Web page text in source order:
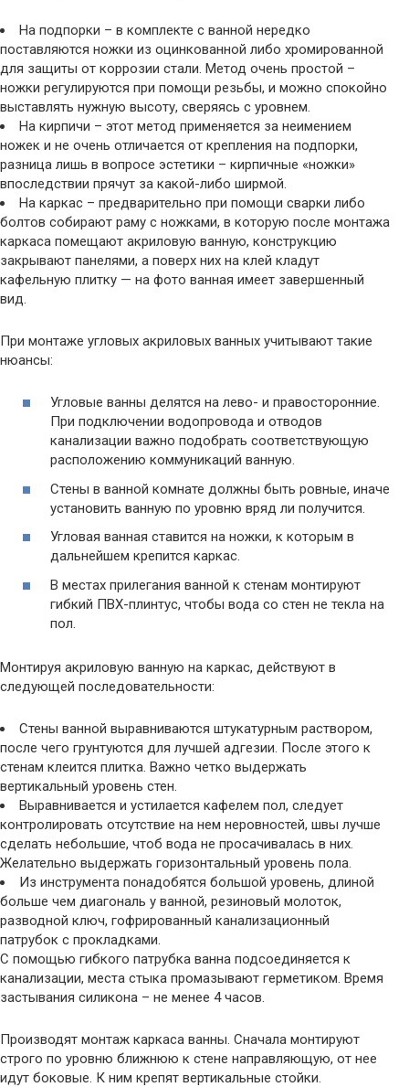
На подпорки – в комплекте с ванной нередко
поставляются ножки из оцинкованной либо хромированной
для защиты от коррозии стали. Метод очень простой –
ножки регулируются при помощи резьбы, и можно спокойно
выставлять нужную высоту, сверяясь с уровнем.
На кирпичи – этот метод применяется за неимением
ножек и не очень отличается от крепления на подпорки,
разница лишь в вопросе эстетики – кирпичные «ножки»
впоследствии прячут за какой-либо ширмой.
На каркас – предварительно при помощи сварки либо
болтов собирают раму с ножками, в которую после монтажа
каркаса помещают акриловую ванную, конструкцию
закрывают панелями, а поверх них на клей кладут
кафельную плитку — на фото ванная имеет завершенный
вид.
При монтаже угловых акриловых ванных учитывают такие
нюансы:
Угловые ванны делятся на лево- и правосторонние.
При подключении водопровода и отводов
канализации важно подобрать соответствующую
расположению коммуникаций ванную.
Стены в ванной комнате должны быть ровные, иначе
установить ванную по уровню вряд ли получится.
Угловая ванная ставится на ножки, к которым в
дальнейшем крепится каркас.
В местах прилегания ванной к стенам монтируют
гибкий ПВХ-плинтус, чтобы вода со стен не текла на
пол.
Монтируя акриловую ванную на каркас, действуют в
следующей последовательности:
Стены ванной выравниваются штукатурным раствором,
после чего грунтуются для лучшей адгезии. После этого к
стенам клеится плитка. Важно четко выдержать
вертикальный уровень стен.
Выравнивается и устилается кафелем пол, следует
контролировать отсутствие на нем неровностей, швы лучше
сделать небольшие, чтоб вода не просачивалась в них.
Желательно выдержать горизонтальный уровень пола.
Из инструмента понадобятся большой уровень, длиной
больше чем диагональ у ванной, резиновый молоток,
разводной ключ, гофрированный канализационный
патрубок с прокладками.
С помощью гибкого патрубка ванна подсоединяется к
канализации, места стыка промазывают герметиком. Время
застывания силикона – не менее 4 часов.
Производят монтаж каркаса ванны. Сначала монтируют
строго по уровню ближнюю к стене направляющую, от нее
идут боковые. К ним крепят вертикальные стойки.